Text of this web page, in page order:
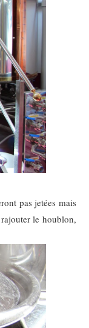
pas jetées mais
le houblon,